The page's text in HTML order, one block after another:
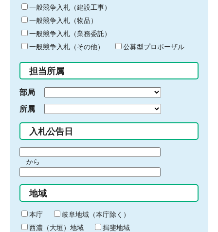
キ
ー
ワ
ー
ド
入
力
一般競争入札（建設工事）
一般競争入札（物品）
一般競争入札（業務委託）
一般競争入札（その他）
公募型プロポーザル
担当所属
部局
所属
入札公告日
間
始
り
から
間
終
わ
り
地域
本庁
岐阜地域（本庁除く）
西濃（大垣）地域
揖斐地域